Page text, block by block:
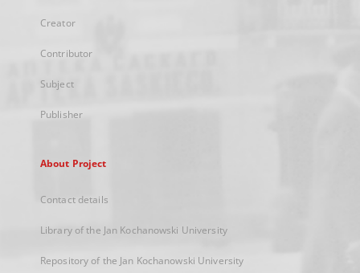
Creator
Contributor
Subject
Publisher
About Project
Contact details
Library of the Jan Kochanowski University
Repository of the Jan Kochanowski University